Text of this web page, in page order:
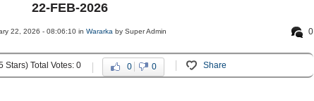
22-FEB-2026
0
22, 2026 - 08:06:10 in Wararka by Super Admin
Stars) Total Votes: 0 0 0 Share